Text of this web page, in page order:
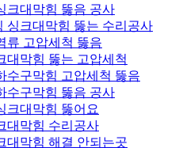
크대막힘 뚫음 공사
싱크대막힘 뚫는 수리공사
류 고압세척 뚫음
대막힘 뚫는 고압세척
수구막힘 고압세척 뚫음
수구막힘 뚫음 공사
크대막힘 뚫어요
대막힘 수리공사
대막힘 해결 안되는곳